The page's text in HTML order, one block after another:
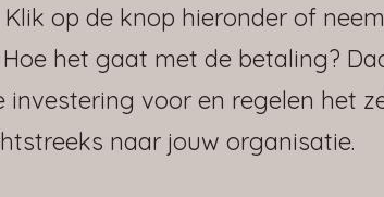
Klik op de knop hieronder of
het gaat met de betaling?
investering voor en regelen het
naar jouw organisatie.